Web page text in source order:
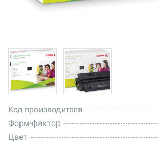
Код производителя
Форм-фактор
Цвет